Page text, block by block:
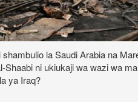
shambulio la Saudi Arabia na
Shaabi ni ukiukaji wa wazi wa
ya Iraq?